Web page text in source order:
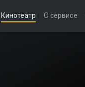
Кинотеатр О сервисе